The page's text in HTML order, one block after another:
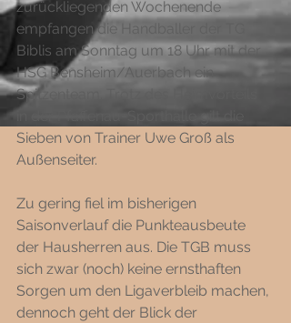
zurückliegenden Wochenende
empfangen die Handballer der TG
Biblis am Sonntag um 18 Uhr mit der
HSG Bensheim/Auerbach ein
Spitzenteam. Trotz des Heimvorteils
in der Pfaffenau-Sporthalle gilt die
Sieben von Trainer Uwe Groß als
Außenseiter.
Zu gering fiel im bisherigen
Saisonverlauf die Punkteausbeute
der Hausherren aus. Die TGB muss
sich zwar (noch) keine ernsthaften
Sorgen um den Ligaverbleib machen,
dennoch geht der Blick der